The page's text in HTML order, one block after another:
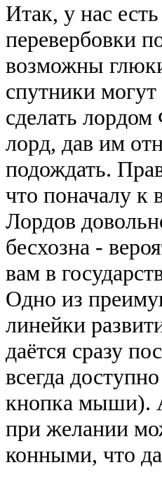
Итак, у нас
перевербовки
возможны
спутники
сделать
лорд, дав им
подождать.
что поначалу к
Лордов
бесхозна -
вам в
Одно из
линейки
даётся сразу
всегда
кнопка мыши).
при желании
конными, что